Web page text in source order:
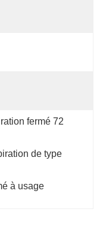
fermé 72
de type
à usage